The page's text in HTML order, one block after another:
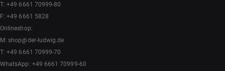
T:+49 6661 70999-80
F: +49 6661 5828
Onlineshop:
M:shop@der-ludwig.de
T:+49 6661 70999-70
WhatsApp: +49 6661 70999-60